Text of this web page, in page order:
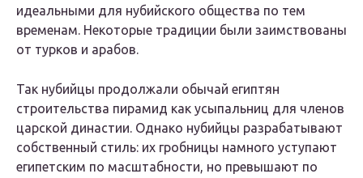
идеальными для нубийского общества по тем
временам. Некоторые традиции были заимствованы
от турков и арабов.
Так нубийцы продолжали обычай египтян
строительства пирамид как усыпальниц для членов
царской династии. Однако нубийцы разрабатывают
собственный стиль: их гробницы намного уступают
египетским по масштабности, но превышают по